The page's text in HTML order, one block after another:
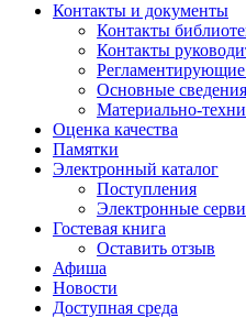
Контакты и документы
Контакты
Контакты
Основные сведения
Материально-
Оценка качества
Памятки
Электронный каталог
Поступления
Электронные
Гостевая книга
Оставить отзыв
Афиша
Новости
Доступная среда